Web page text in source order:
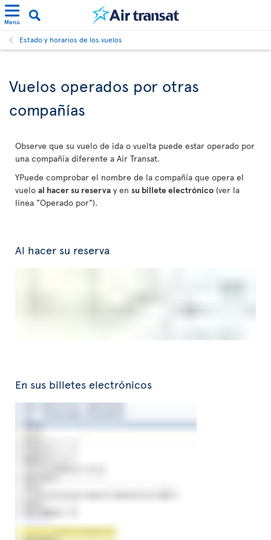
Menú
Estado y horarios de los vuelos
Vuelos operados por otras
compañías
Observe que su vuelo de ida o vuelta puede estar operado por
una compañía diferente a Air Transat.
YPuede comprobar el nombre de la compañía que opera el
vuelo al hacer su reserva y en su billete electrónico (ver la
línea "Operado por").
Al hacer su reserva
En sus billetes electrónicos